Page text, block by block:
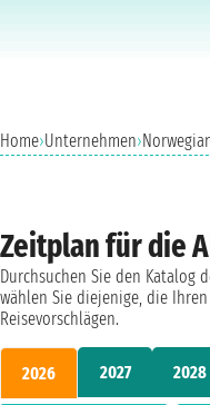
Home›Unternehmen›
Zeitplan für die
Durchsuchen Sie den Katalog
wählen Sie diejenige, die
Reisevorschlägen.
2026 2027 2028